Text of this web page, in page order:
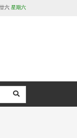
六 星期六